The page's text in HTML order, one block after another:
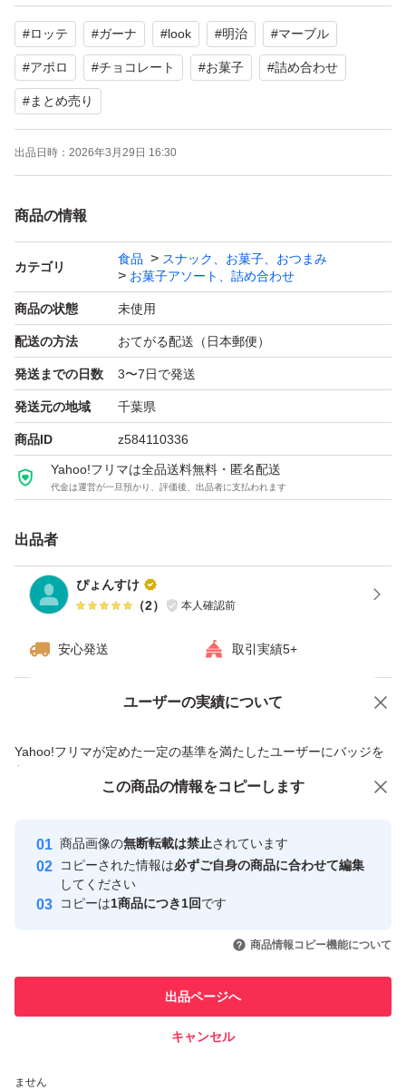
● アポロジャンボ ２本
● さら ６箱
● チョコベビー ジャンボ 2個※写真ではたくさん写
っていますが外で売れたので2個です。
※ 賞味期限は2026年７月以降のもの
さい。
まとめ割でかなりお安くしてます。
#ロッテ #ガーナ #look #明治 #マーブル
#アポロ #チョコレート #お菓子 #詰め合わせ
#まとめ売り
出品日時： 2026年3月29日 16:30
商品の情報
カテゴリ
食品
スナック、お菓子、おつまみ
お菓子アソート、詰め合わせ
商品の状態 未使用
配送の方法 おてがる配送（日本郵便）
発送までの日数 3〜7日で発送
発送元の地域 千葉県
商品ID z584110336
Yahoo!フリマは全品送料無料・匿名配送
代金は運営が一旦預かり、評価後、出品者に支払われます
出品者
ぴょんすけ
（2） 本人確認前
安心発送 取引実績5+
ユーザーの実績について
Yahoo!フリマが定めた一定の基準を満たしたユーザーにバッジを
付与しています
安心取引出品者
心・安全なユーザーです
取引実績
引を完了させた実績があります
での取引実績があります
ません
価格の相談 商品への質問
この商品の情報をコピーします
商品画像の無断転載は禁止されています
コピーされた情報は必ずご自身の商品に合わせて編集
してください
コピーは1商品につき1回です
商品情報コピー機能について
出品ページへ
キャンセル
この商品をみている人にオススメ